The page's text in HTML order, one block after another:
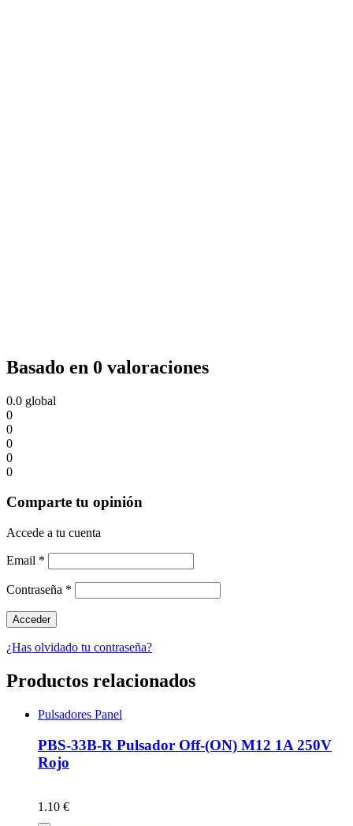
Basado en 0 valoraciones
0.0 global
0
0
0
0
0
Comparte tu opinión
Accede a tu cuenta
Email *
Contraseña *
¿Has olvidado tu contraseña?
Productos relacionados
Pulsadores Panel
PBS-33B-R Pulsador Off-(ON) M12 1A 250V
Rojo
1.10 €